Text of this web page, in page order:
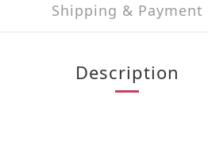
Shipping & Payment
Description